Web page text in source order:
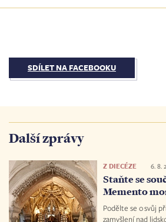
SDÍLET NA FACEBOOKU
Další zprávy
Z DIECÉZE 6. 8.
Staňte se
Memento
Podělte se o svůj
zamyšlení nad